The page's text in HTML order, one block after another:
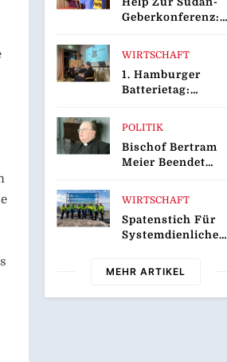
Geberkonferenz:
Sich Aus“
WIRTSCHAFT
1. Hamburger
Batterietag:
Energiewende
Braucht Speicher,
POLITIK
Bischof Bertram
Meier Beendet
WIRTSCHAFT
Spatenstich Für
Systemdienlichen
MEHR ARTIKEL